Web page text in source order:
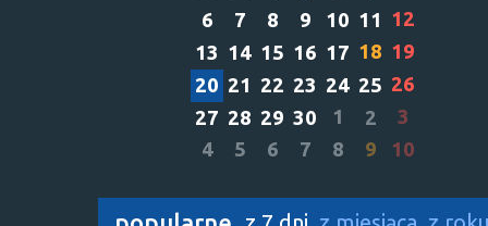
6
7 8 9 10 11 12
13 14 15 16 17 18 19
20 21 22 23 24 25 26
27 28 29 30 1 2
3
4
5 6 7 8 9 10